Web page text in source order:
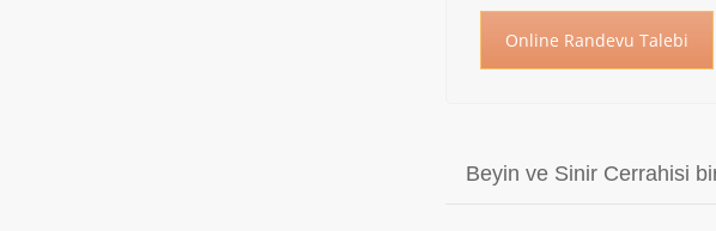
Online Randevu Talebi
Beyin ve Sinir Cerrahisi